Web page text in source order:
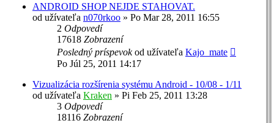
ANDROID SHOP NEJDE STAHOVAT.
od užívateľa n070rkoo » Po Mar 28, 2011 16:55
2 Odpovedí
17618 Zobrazení
Posledný príspevokod užívateľa Kajo_mate
Po Júl 25, 2011 14:17
Vizualizácia rozšírenia systému Android - 10/08 - 1/11
od užívateľa Kraken » Pi Feb 25, 2011 13:28
3 Odpovedí
18116 Zobrazení